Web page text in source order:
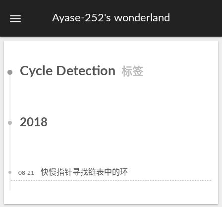
Ayase-252's wonderland
关于
归档
Cycle Detection 标签
2018
08-21 快慢指针寻找链表中的环